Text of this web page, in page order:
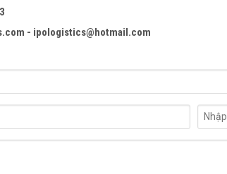
- ipologistics@hotmail.com